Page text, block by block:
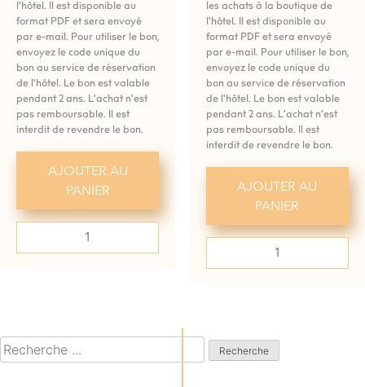
l'hôtel. Il est disponible au
format PDF et sera envoyé
par e-mail. Pour utiliser le bon,
envoyez le code unique du
bon au service de réservation
de l'hôtel. Le bon est valable
pendant 2 ans. L'achat n'est
pas remboursable. Il est
interdit de revendre le bon.
AJOUTER AU
PANIER
pour
les achats à la boutique de
l'hôtel. Il est disponible au
format PDF et sera envoyé
par e-mail. Pour utiliser le bon,
envoyez le code unique du
bon au service de réservation
de l'hôtel. Le bon est valable
pendant 2 ans. L'achat n'est
pas remboursable. Il est
interdit de revendre le bon.
AJOUTER AU
PANIER
pour
500
Recherche
de